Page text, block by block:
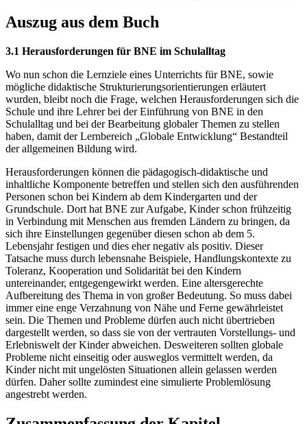
Auszug aus dem Buch
3.1 Herausforderungen für BNE im Schulalltag
Wo nun schon die Lernziele eines Unterrichts für BNE, sowie
mögliche didaktische Strukturierungsorientierungen erläutert
wurden, bleibt noch die Frage, welchen Herausforderungen sich die
Schule und ihre Lehrer bei der Einführung von BNE in den
Schulalltag und bei der Bearbeitung globaler Themen zu stellen
haben, damit der Lernbereich „Globale Entwicklung“ Bestandteil
der allgemeinen Bildung wird.
Herausforderungen können die pädagogisch-didaktische und
inhaltliche Komponente betreffen und stellen sich den ausführenden
Personen schon bei Kindern ab dem Kindergarten und der
Grundschule. Dort hat BNE zur Aufgabe, Kinder schon frühzeitig
in Verbindung mit Menschen aus fremden Ländern zu bringen, da
sich ihre Einstellungen gegenüber diesen schon ab dem 5.
Lebensjahr festigen und dies eher negativ als positiv. Dieser
Tatsache muss durch lebensnahe Beispiele, Handlungskontexte zu
Toleranz, Kooperation und Solidarität bei den Kindern
untereinander, entgegengewirkt werden. Eine altersgerechte
Aufbereitung des Thema in von großer Bedeutung. So muss dabei
immer eine enge Verzahnung von Nähe und Ferne gewährleistet
sein. Die Themen und Probleme dürfen auch nicht übertrieben
dargestellt werden, so dass sie von der vertrauten Vorstellungs- und
Erlebniswelt der Kinder abweichen. Desweiteren sollten globale
Probleme nicht einseitig oder ausweglos vermittelt werden, da
Kinder nicht mit ungelösten Situationen allein gelassen werden
dürfen. Daher sollte zumindest eine simulierte Problemlösung
angestrebt werden.